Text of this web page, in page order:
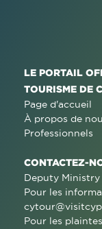
LE PORTAIL
TOURISME DE
Page d'accueil
À propos de
Professionnels
CONTACTEZ-
Deputy
Pour les
Pour les